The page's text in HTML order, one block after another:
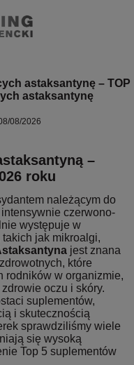
astaksantynę – TOP
astaksantynę
08/2026
–
roku
należącym do
czerwono-
występuje w
jak mikroalgi,
jest znana
które
rodników w organizmie,
oczu i skóry.
suplementów,
i skutecznością
sprawdziliśmy wiele
się wysoką
Top 5 suplementów